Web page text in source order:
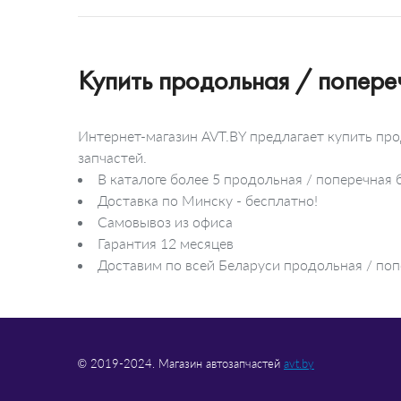
Освещение салона
Освещение багажного
отделения
Лампа для чтения
Дневное освещение
Купить продольная /
Интернет-магазин AVT.BY предлагает купить
запчастей.
В каталоге более 5 продольная / поперечная
Доставка по Минску - бесплатно!
Самовывоз из офиса
Гарантия 12 месяцев
Доставим по всей Беларуси продольная /
© 2019-2024. Магазин автозапчастей avt.by